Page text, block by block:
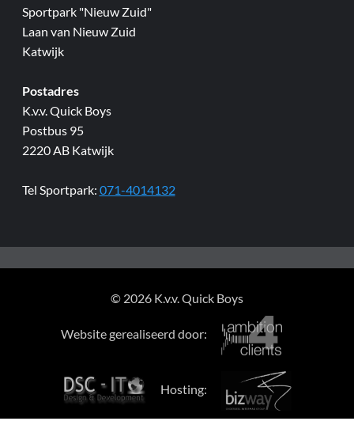
Sportpark "Nieuw Zuid"
Laan van Nieuw Zuid
Katwijk
Postadres
K.v.v. Quick Boys
Postbus 95
2220 AB Katwijk
Tel Sportpark: 071-4014132
© 2026 K.v.v. Quick Boys
Website gerealiseerd door:
Hosting: